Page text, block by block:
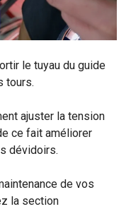
le tuyau du guide
tours.
ajuster la tension
ce fait améliorer
dévidoirs.
de vos
la section